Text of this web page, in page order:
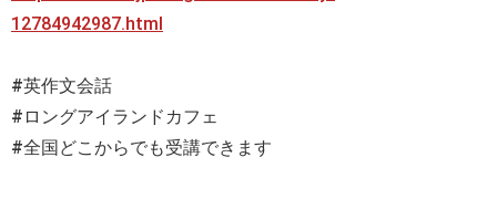
12784942987.html
#英作文会話
#ロングアイランドカフェ
#全国どこからでも受講できます